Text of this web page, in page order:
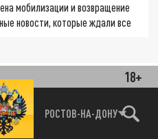
18+
РОСТОВ-НА-ДОНУ
мобилизации и возвращение
новости, которые ждали все